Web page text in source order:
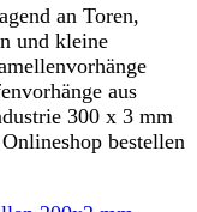
an Toren,
und kleine
aus
300 x 3 mm
bestellen